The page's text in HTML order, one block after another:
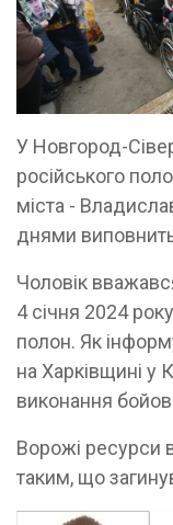
У Новгород-
російського
міста -
днями
Чоловік
4 січня 2024
полон. Як
на Харківщині у
виконання
Ворожі ресурси
таким, що